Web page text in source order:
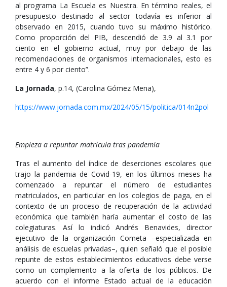
al programa La Escuela es Nuestra. En término reales, el
presupuesto destinado al sector todavía es inferior al
observado en 2015, cuando tuvo su máximo histórico.
Como proporción del PIB, descendió de 3.9 al 3.1 por
ciento en el gobierno actual, muy por debajo de las
recomendaciones de organismos internacionales, esto es
entre 4 y 6 por ciento”.
La Jornada, p.14, (Carolina Gómez Mena),
https://www.jornada.com.mx/2024/05/15/politica/014n2pol
Empieza a repuntar matrícula tras pandemia
Tras el aumento del índice de deserciones escolares que
trajo la pandemia de Covid-19, en los últimos meses ha
comenzado a repuntar el número de estudiantes
matriculados, en particular en los colegios de paga, en el
contexto de un proceso de recuperación de la actividad
económica que también haría aumentar el costo de las
colegiaturas. Así lo indicó Andrés Benavides, director
ejecutivo de la organización Cometa –especializada en
análisis de escuelas privadas–, quien señaló que el posible
repunte de estos establecimientos educativos debe verse
como un complemento a la oferta de los públicos. De
acuerdo con el informe Estado actual de la educación